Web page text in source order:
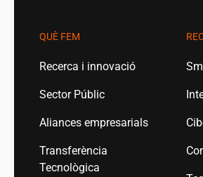
QUÈ FEM
Recerca i innovació
Sector Públic
Aliances empresarials
Transferència
Tecnològica